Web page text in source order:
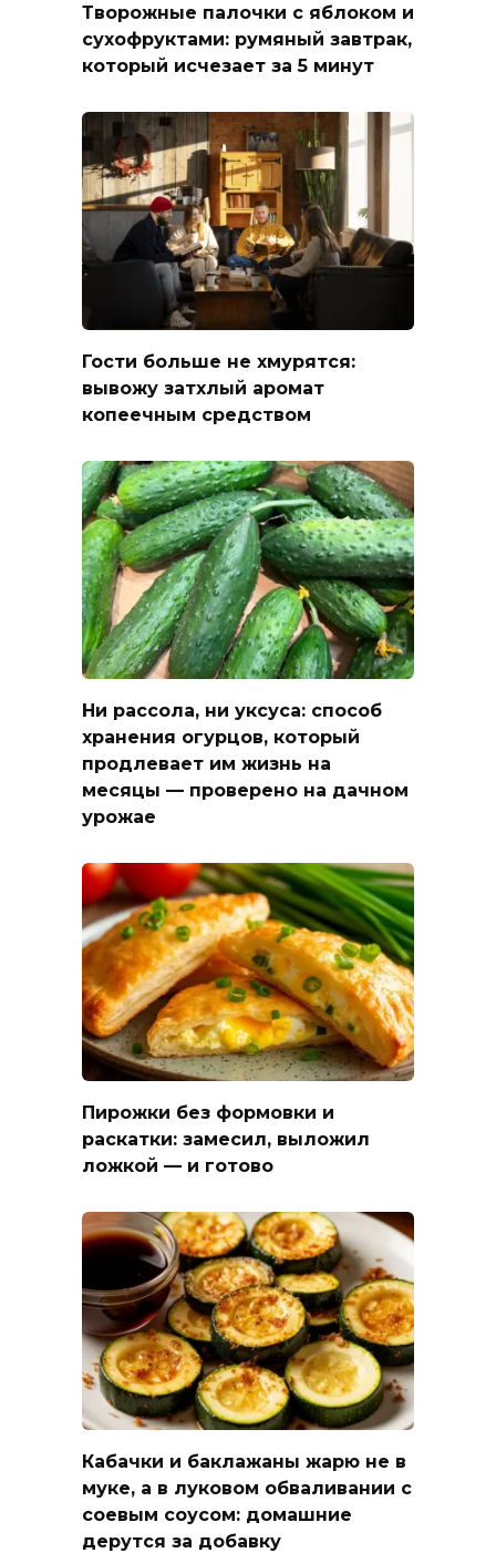
Творожные палочки с яблоком и
сухофруктами: румяный завтрак,
который исчезает за 5 минут
Гости больше не хмурятся:
вывожу затхлый аромат
копеечным средством
Ни рассола, ни уксуса: способ
хранения огурцов, который
продлевает им жизнь на
месяцы — проверено на дачном
урожае
Пирожки без формовки и
раскатки: замесил, выложил
ложкой — и готово
Кабачки и баклажаны жарю не в
муке, а в луковом обваливании с
соевым соусом: домашние
дерутся за добавку